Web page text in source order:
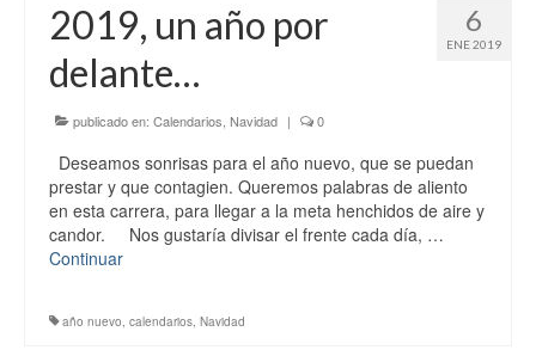
Nuestro Equipo
FAQ
Fotografía
Pre-Bodas
Bodas
Post-Bodas
Comuniones
6
ENE 2019
2019, un año por
delante…
publicado en: Calendarios Navidad | 0
Deseamos sonrisas para el año nuevo, que se puedan
prestar y que contagien. Queremos palabras de aliento
en esta carrera, para llegar a la meta henchidos de aire y
candor. Nos gustaría divisar el frente cada día, …
Continuar
año nuevo, calendarios, Navidad